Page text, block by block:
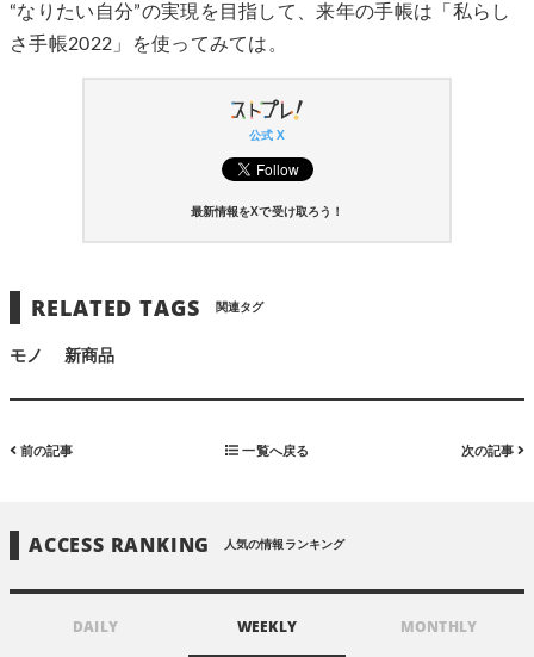
“なりたい自分”の実現を目指して、来年の手帳は「私らし
さ手帳2022」を使ってみては。
公式 X
最新情報をXで受け取ろう！
RELATED TAGS 関連タグ
モノ 新商品
前の記事 一覧へ戻る 次の記事
ACCESS RANKING 人気の情報ランキング
DAILY WEEKLY MONTHLY